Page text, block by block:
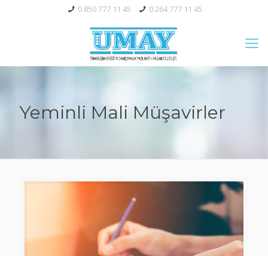
0 850 777 11 45 0 264 777 11 45
Yeminli Mali Müşavirler